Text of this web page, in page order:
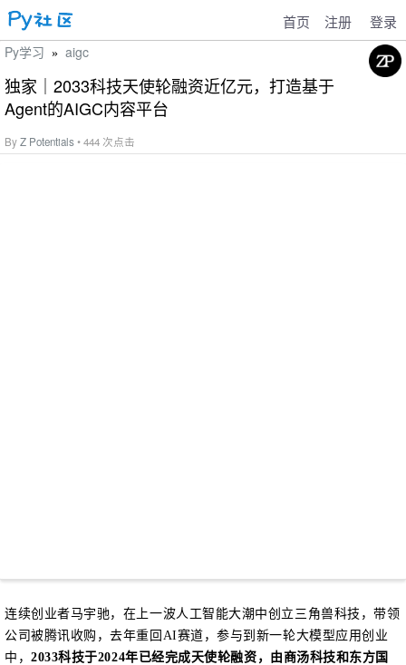
首页 注册 登录
Py学习 » aigc
独家｜2033科技天使轮融资近亿元，打造基于
Agent的AIGC内容平台
ByZ Potentials• 444 次点击
连续创业者马宇驰，在上一波人工智能大潮中创立三角兽科技，带领
公司被腾讯收购，去年重回 AI赛道，参与到新一轮大模型应用创业
中，2033科技于2024年 已经完成天使轮融资，由商汤科技和东方国